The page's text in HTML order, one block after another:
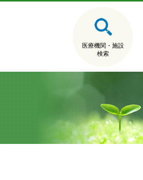
医療機関・施設
検索